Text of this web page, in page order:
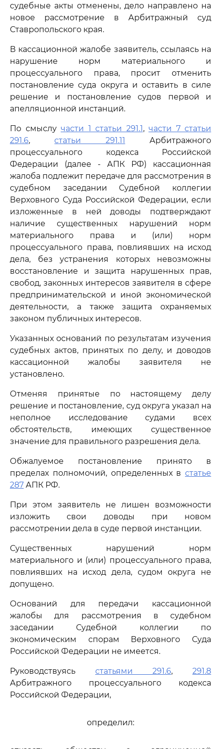
судебные акты отменены, дело направлено на
новое рассмотрение в Арбитражный суд
Ставропольского края.
В кассационной жалобе заявитель, ссылаясь на
нарушение норм материального и
процессуального права, просит отменить
постановление суда округа и оставить в силе
решение и постановление судов первой и
апелляционной инстанций.
По смыслу части 1 статьи 291.1, части 7 статьи
291.6,статьи 291.11 Арбитражного
процессуального кодекса Российской
Федерации (далее - АПК РФ) кассационная
жалоба подлежит передаче для рассмотрения в
судебном заседании Судебной коллегии
Верховного Суда Российской Федерации, если
изложенные в ней доводы подтверждают
наличие существенных нарушений норм
материального права и (или) норм
процессуального права, повлиявших на исход
дела, без устранения которых невозможны
восстановление и защита нарушенных прав,
свобод, законных интересов заявителя в сфере
предпринимательской и иной экономической
деятельности, а также защита охраняемых
законом публичных интересов.
Указанных оснований по результатам изучения
судебных актов, принятых по делу, и доводов
кассационной жалобы заявителя не
установлено.
Отменяя принятые по настоящему делу
решение и постановление, суд округа указал на
неполное исследование судами всех
обстоятельств, имеющих существенное
значение для правильного разрешения дела.
Обжалуемое постановление принято в
пределах полномочий, определенных в статье
287 АПК РФ.
При этом заявитель не лишен возможности
изложить свои доводы при новом
рассмотрении дела в суде первой инстанции.
Существенных нарушений норм
материального и (или) процессуального права,
повлиявших на исход дела, судом округа не
допущено.
Оснований для передачи кассационной
жалобы для рассмотрения в судебном
заседании Судебной коллегии по
экономическим спорам Верховного Суда
Российской Федерации не имеется.
Руководствуясь статьями 291.6, 291.8
Арбитражного процессуального кодекса
Российской Федерации,
определил: